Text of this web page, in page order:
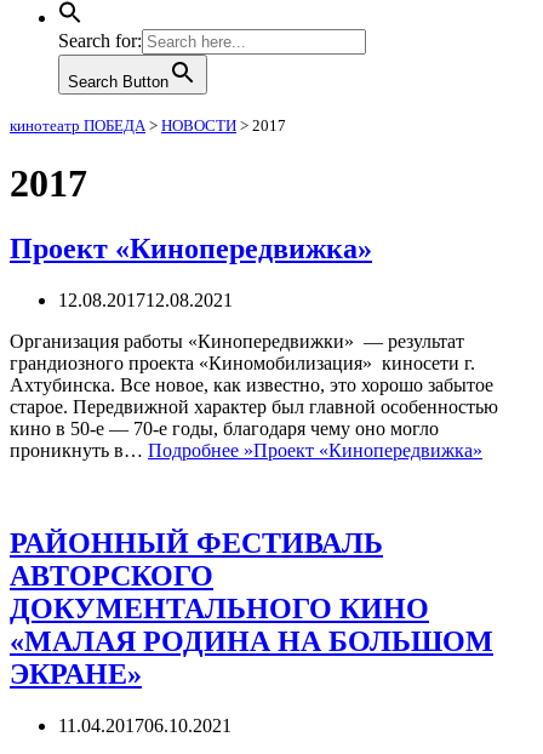
Search for:
Search Button
кинотеатр ПОБЕДА> НОВОСТИ > 2017
2017
Проект «Кинопередвижка»
12.08.201712.08.2021
Организация работы «Кинопередвижки» — результат
грандиозного проекта «Киномобилизация» киносети г.
Ахтубинска. Все новое, как известно, это хорошо забытое
старое. Передвижной характер был главной особенностью
кино в 50-е — 70-е годы, благодаря чему оно могло
проникнуть в… Подробнее »Проект «Кинопередвижка»
РАЙОННЫЙ ФЕСТИВАЛЬ
АВТОРСКОГО
ДОКУМЕНТАЛЬНОГО КИНО
«МАЛАЯ РОДИНА НА БОЛЬШОМ
ЭКРАНЕ»
11.04.201706.10.2021